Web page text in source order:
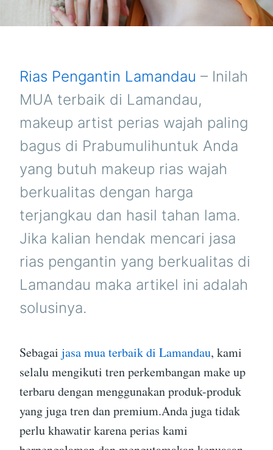
Rias Pengantin Lamandau – Inilah
MUA terbaik di Lamandau,
makeup artist perias wajah paling
bagus di Prabumulihuntuk Anda
yang butuh makeup rias wajah
berkualitas dengan harga
terjangkau dan hasil tahan lama.
Jika kalian hendak mencari jasa
rias pengantin yang berkualitas di
Lamandau maka artikel ini adalah
solusinya.
Sebagai jasa mua terbaik di Lamandau, kami
selalu mengikuti tren perkembangan make up
terbaru dengan menggunakan produk-produk
yang juga tren dan premium.Anda juga tidak
perlu khawatir karena perias kami